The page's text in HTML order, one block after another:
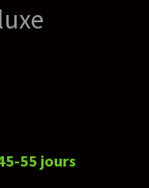
55 jours